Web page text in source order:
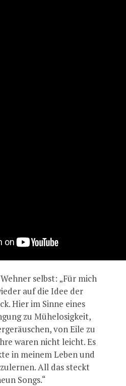
selbst: „Für mich
auf die Idee der
Hier im Sinne eines
zu Mühelosigkeit,
von Eile zu
waren nicht leicht. Es
in meinem Leben und
All das steckt
Songs.“